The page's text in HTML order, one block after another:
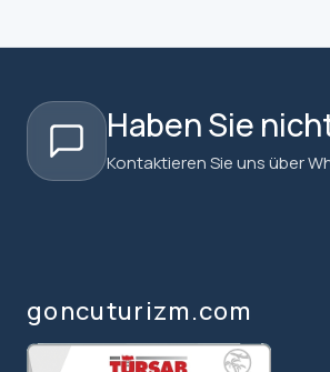
Haben Sie
Kontaktieren Sie uns über
goncuturizm.com